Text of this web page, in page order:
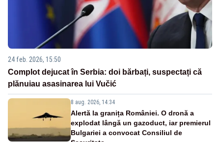
24 feb. 2026, 15:50
Complot dejucat în Serbia: doi bărbați, suspectați că
plănuiau asasinarea lui Vučić
8 aug. 2026, 14:34
Alertă la granița României. O dronă a
explodat lângă un gazoduct, iar premierul
Bulgariei a convocat Consiliul de